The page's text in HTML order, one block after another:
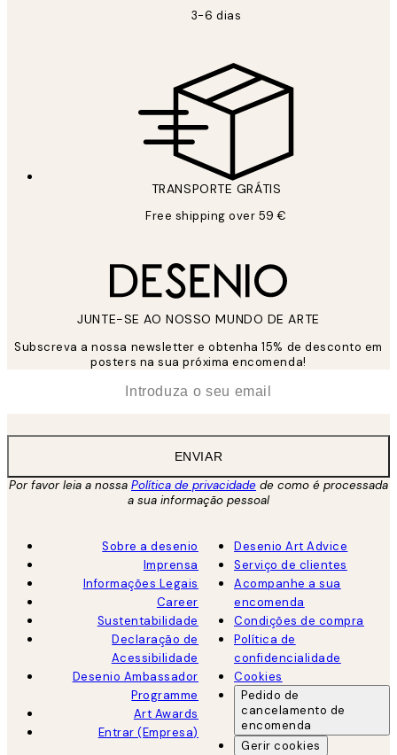
3-6 dias
TRANSPORTE GRÁTIS
Free shipping over 59 €
JUNTE-SE AO NOSSO MUNDO DE ARTE
Subscreva a nossa newsletter e obtenha 15% de desconto em
posters na sua próxima encomenda!
ENVIAR
Por favor leia a nossa Política de privacidade de como é processada
a sua informação pessoal
Sobre a desenio
Imprensa
Informações Legais
Career
Sustentabilidade
Declaração de
Acessibilidade
Desenio Ambassador
Programme
Art Awards
Entrar (Empresa)
Desenio Art Advice
Serviço de clientes
Acompanhe a sua
encomenda
Condições de compra
Política de
confidencialidade
Cookies
Pedido de
cancelamento de
encomenda
Gerir cookies